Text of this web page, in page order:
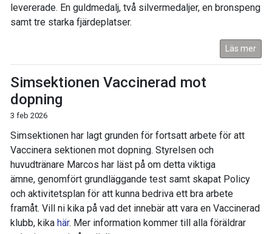
levererade. En guldmedalj, två silvermedaljer, en bronspeng
samt tre starka fjärdeplatser.
Läs mer
Simsektionen Vaccinerad mot
dopning
3 feb 2026
Simsektionen har lagt grunden för fortsatt arbete för att
Vaccinera sektionen mot dopning. Styrelsen och
huvudtränare Marcos har läst på om detta viktiga
ämne, genomfört grundläggande test samt skapat Policy
och aktivitetsplan för att kunna bedriva ett bra arbete
framåt. Vill ni kika på vad det innebär att vara en Vaccinerad
klubb, kika här. Mer information kommer till alla föräldrar